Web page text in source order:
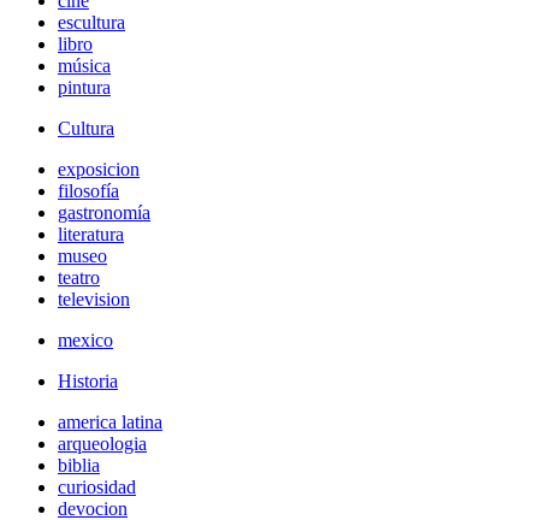
escultura
libro
música
pintura
Cultura
exposicion
filosofía
gastronomía
literatura
museo
teatro
television
mexico
Historia
america latina
arqueologia
biblia
curiosidad
devocion